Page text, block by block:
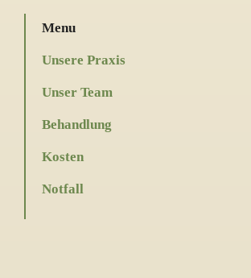
Menu
Unsere Praxis
Unser Team
Behandlung
Kosten
Notfall